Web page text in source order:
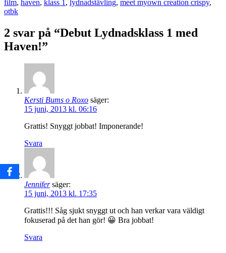
film, haven, klass 1 , lydnadstävling, meet myown creation crispy,
otbk
2 svar på “Debut Lydnadsklass 1 med
Haven!”
Kersti Bums o Roxo säger:
15 juni, 2013 kl. 06:16
Grattis! Snyggt jobbat! Imponerande!
Svara
Jennifer säger:
15 juni, 2013 kl. 17:35
Grattis!!! Såg sjukt snyggt ut och han verkar vara väldigt
fokuserad på det han gör! 😀 Bra jobbat!
Svara